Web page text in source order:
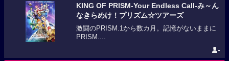
KING OF PRISM-Your Endless Call-み～ん
なきらめけ！プリズム☆ツアーズ
激闘のPRISM.1から数カ月。記憶がないままに
PRISM....
-